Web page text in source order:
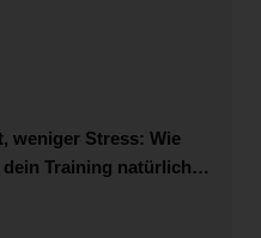
weniger Stress: Wie
Training natürlich